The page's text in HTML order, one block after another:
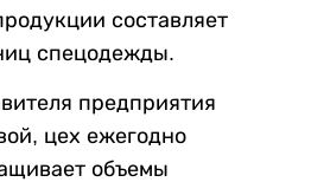
составляет
спецодежды.
предприятия
цех ежегодно
объемы